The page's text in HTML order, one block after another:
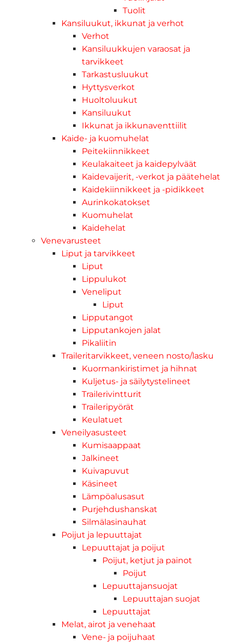
Tuolit
Kansiluukut, ikkunat ja verhot
Verhot
Kansiluukkujen varaosat ja
tarvikkeet
Tarkastusluukut
Hyttysverkot
Huoltoluukut
Kansiluukut
Ikkunat ja ikkunaventtiilit
Kaide- ja kuomuhelat
Peitekiinnikkeet
Keulakaiteet ja kaidepylväät
Kaidevaijerit, -verkot ja päätehelat
Kaidekiinnikkeet ja -pidikkeet
Aurinkokatokset
Kuomuhelat
Kaidehelat
Venevarusteet
Liput ja tarvikkeet
Liput
Lippulukot
Veneliput
Liput
Lipputangot
Lipputankojen jalat
Pikaliitin
Traileritarvikkeet, veneen nosto/lasku
Kuormankiristimet ja hihnat
Kuljetus- ja säilytystelineet
Trailerivintturit
Traileripyörät
Keulatuet
Veneilyasusteet
Kumisaappaat
Jalkineet
Kuivapuvut
Käsineet
Lämpöalusasut
Purjehdushanskat
Silmälasinauhat
Poijut ja lepuuttajat
Lepuuttajat ja poijut
Poijut, ketjut ja painot
Poijut
Lepuuttajansuojat
Lepuuttajan suojat
Lepuuttajat
Melat, airot ja venehaat
Vene- ja poijuhaat